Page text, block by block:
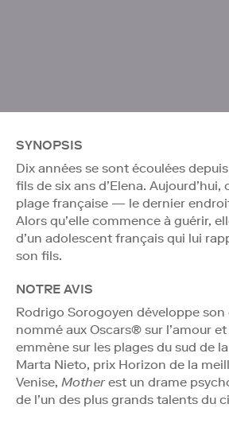
SYNOPSIS
Dix années se sont écoulées
fils de six ans d’Elena.
plage française — le dernier
Alors qu’elle commence à guérir,
d’un adolescent français qui lui
son fils.
NOTRE AVIS
Rodrigo Sorogoyen développe
nommé aux Oscars® sur l’amour
emmène sur les plages du sud de
Marta Nieto, prix Horizon de la
Venise, Motherest un drame
de l’un des plus grands talents du